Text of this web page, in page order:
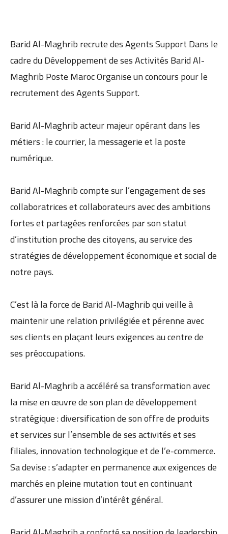
Barid Al-Maghrib recrute des Agents Support Dans le
cadre du Développement de ses Activités Barid Al-
Maghrib Poste Maroc Organise un concours pour le
recrutement des Agents Support.
Barid Al-Maghrib acteur majeur opérant dans les
métiers : le courrier, la messagerie et la poste
numérique.
Barid Al-Maghrib compte sur l’engagement de ses
collaboratrices et collaborateurs avec des ambitions
fortes et partagées renforcées par son statut
d’institution proche des citoyens, au service des
stratégies de développement économique et social de
notre pays.
C’est là la force de Barid Al-Maghrib qui veille à
maintenir une relation privilégiée et pérenne avec
ses clients en plaçant leurs exigences au centre de
ses préoccupations.
Barid Al-Maghrib a accéléré sa transformation avec
la mise en œuvre de son plan de développement
stratégique : diversification de son offre de produits
et services sur l’ensemble de ses activités et ses
filiales, innovation technologique et de l’e-commerce.
Sa devise : s’adapter en permanence aux exigences de
marchés en pleine mutation tout en continuant
d’assurer une mission d’intérêt général.